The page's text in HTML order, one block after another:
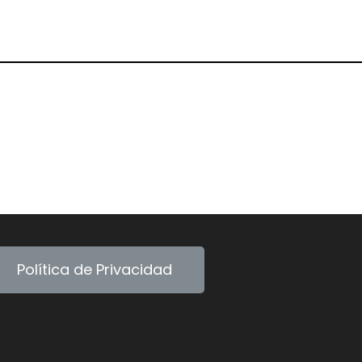
Política de Privacidad